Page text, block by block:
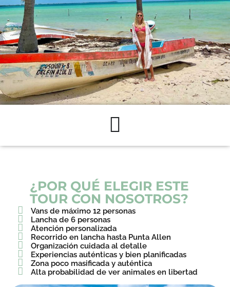
¿POR QUÉ ELEGIR ESTE
TOUR CON NOSOTROS?
Vans de máximo 12 personas
Lancha de 6 personas
Atención personalizada
Recorrido en lancha hasta Punta Allen
Organización cuidada al detalle
Experiencias auténticas y bien planificadas
Zona poco masificada y auténtica
Alta probabilidad de ver animales en libertad